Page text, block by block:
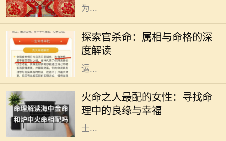
为...
探索官杀命：属相与命格的深
度解读
在中国传统文化中，命理学是一门博
大精深的学问，其中属相与命格的关
系尤为引人注目。官杀命，作为一种
特定的命格，常常和成功、权威、财
运...
火命之人最配的女性：寻找命
理中的良缘与幸福
在中国的传统命理学中，火命代表着
热情、活力与激情。火命之人，通常
生性乐观，充满创造力和积极向上的
力量。然而，合适的伴侣对于火命人
士...
在中国传统命理学中，八字命理被广